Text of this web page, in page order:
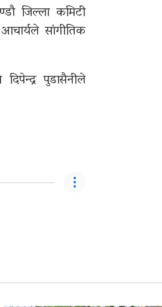
जिल्ला कमिटी
सांगीतिक
पुडासैनीले